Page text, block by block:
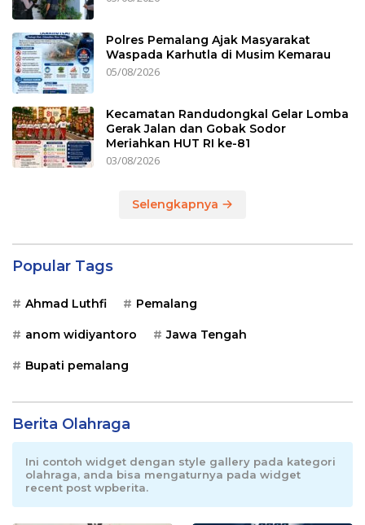
Polres Pemalang Ajak Masyarakat
Waspada Karhutla di Musim Kemarau
05/08/2026
Kecamatan Randudongkal Gelar Lomba
Gerak Jalan dan Gobak Sodor
Meriahkan HUT RI ke-81
03/08/2026
Selengkapnya
Popular Tags
Ahmad Luthfi Pemalang
anom widiyantoro Jawa Tengah
Bupati pemalang
Berita Olahraga
Ini contoh widget dengan style gallery pada kategori
olahraga, anda bisa mengaturnya pada widget
recent post wpberita.